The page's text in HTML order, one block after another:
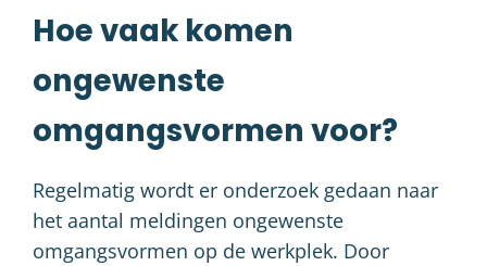
Hoe vaak komen
ongewenste
omgangsvormen voor?
Regelmatig wordt er onderzoek gedaan naar
het aantal meldingen ongewenste
omgangsvormen op de werkplek. Door